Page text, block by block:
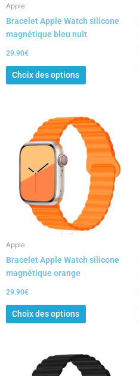
Apple
Bracelet Apple Watch silicone
magnétique bleu nuit
29.90€
Choix des options
la
page
produit
Apple
Bracelet Apple Watch silicone
magnétique orange
29.90€
Choix des options
Ce
produit
a
plusieurs
variations.
Les
options
peuvent
être
la
produit
Ce
produit